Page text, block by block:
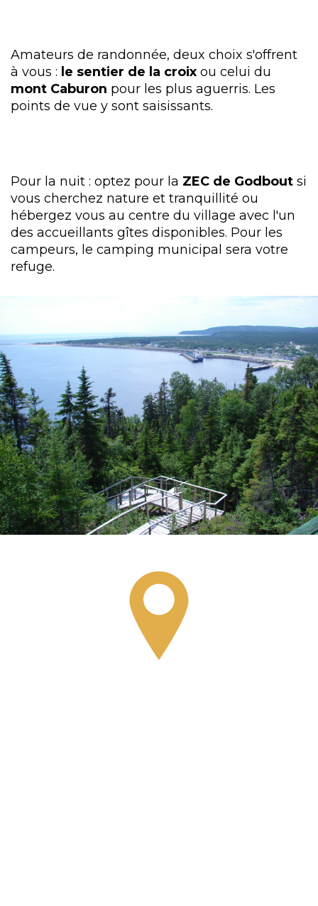
Amateurs de randonnée, deux choix s'offrent
à vous : le sentier de la croix ou celui du
mont Caburon pour les plus aguerris. Les
points de vue y sont saisissants.
Pour la nuit : optez pour la ZEC de Godbout si
vous cherchez nature et tranquillité ou
hébergez vous au centre du village avec l'un
des accueillants gîtes disponibles. Pour les
campeurs, le camping municipal sera votre
refuge.